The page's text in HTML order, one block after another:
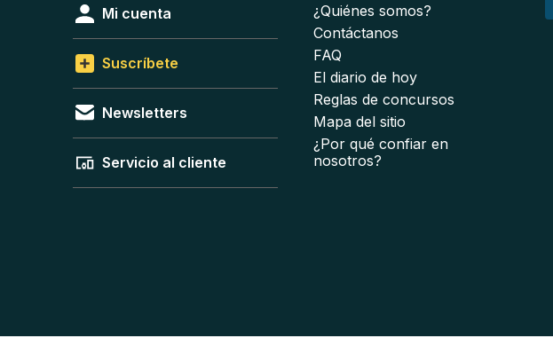
Mi cuenta
Suscríbete
Newsletters
Servicio al cliente
¿Quiénes somos?
Contáctanos
FAQ
El diario de hoy
Reglas de concursos
Mapa del sitio
¿Por qué confiar en
nosotros?